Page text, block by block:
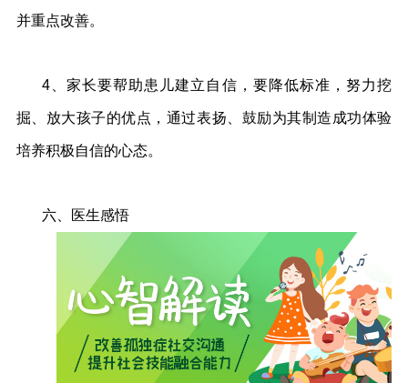
并重点改善。
4、家长要帮助患儿建立自信，要降低标准，努力挖
掘、放大孩子的优点，通过表扬、鼓励为其制造成功体验
培养积极自信的心态。
六、医生感悟